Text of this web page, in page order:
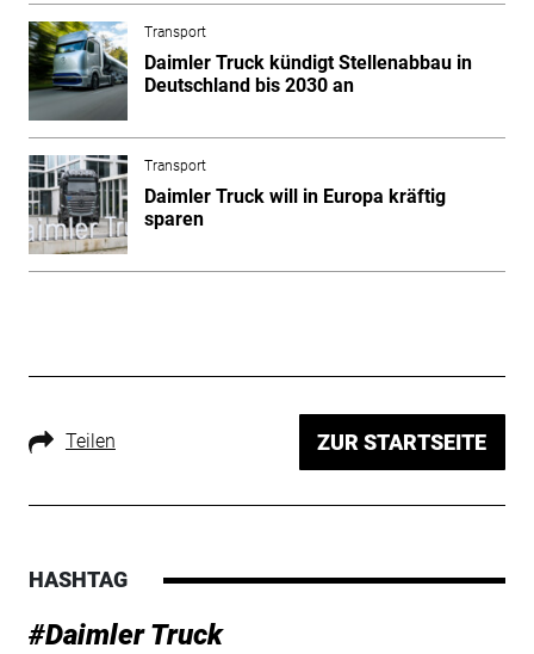
Transport
Daimler Truck kündigt Stellenabbau in
Deutschland bis 2030 an
Transport
Daimler Truck will in Europa kräftig
sparen
Teilen ZUR STARTSEITE
HASHTAG
#Daimler Truck